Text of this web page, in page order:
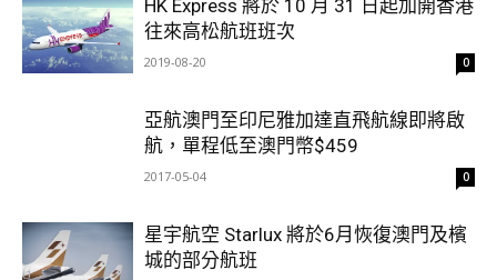
HK Express 將於 10 月 31 日起加開香港
往來高松航班班次
2019-08-20 0
亞航澳門至印尼雅加達直飛航線即將啟
航，單程低至澳門幣$459
2017-05-04 0
星宇航空 Starlux 將於6月恢復澳門及檳
城的部分航班